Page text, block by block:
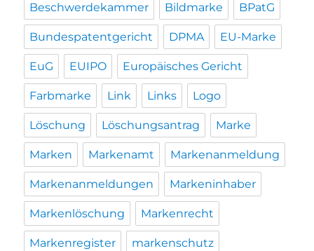
Beschwerdekammer Bildmarke BPatG
Bundespatentgericht DPMA EU-Marke
EuG EUIPO Europäisches Gericht
Farbmarke Link Links Logo
Löschung Löschungsantrag Marke
Marken Markenamt Markenanmeldung
Markenanmeldungen Markeninhaber
Markenlöschung Markenrecht
Markenregister markenschutz